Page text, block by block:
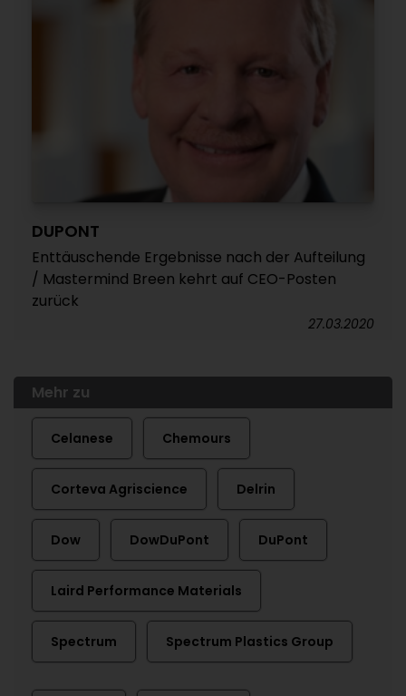
DUPONT
Enttäuschende Ergebnisse nach der Aufteilung
/ Mastermind Breen kehrt auf CEO-Posten
zurück
27.03.2020
Mehr zu
Celanese Chemours
Corteva Agriscience Delrin
Dow DowDuPont DuPont
Laird Performance Materials
Spectrum Spectrum Plastics Group